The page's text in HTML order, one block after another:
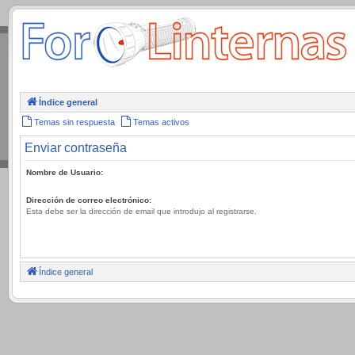
.
Índice general
Temas sin respuesta Temas activos
Enviar contraseña
Nombre de Usuario:
Dirección de correo electrónico:
Esta debe ser la dirección de email que introdujo al registrarse.
Índice general
.